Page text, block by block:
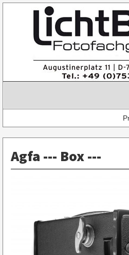
Agfa --- Box ---